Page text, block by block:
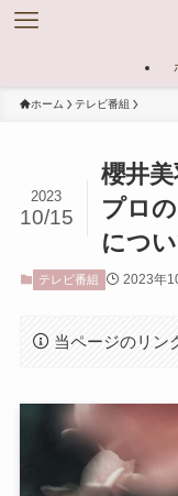
ホーム テレビ番組
櫻井
プロ
につ
2023
10/15
テレビ番組 2023年
当ページのリン